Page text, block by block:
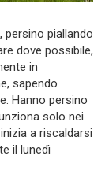
piallando
dove possibile,
in
sapendo
Hanno persino
solo nei
a riscaldarsi
il lunedì